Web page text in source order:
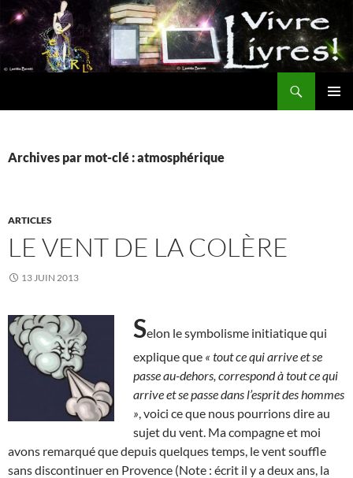
Aller
au
contenu
Archives par mot-clé : atmosphérique
ARTICLES
LE VENT DE LA COLÈRE
13 JUIN 2013
Selon le symbolisme initiatique qui
explique que « tout ce qui arrive et se
passe au-dehors, correspond à tout ce qui
arrive et se passe dans l’esprit des hommes
» , voici ce que nous pourrions dire au
sujet du vent. Ma compagne et moi
avons remarqué que depuis quelques temps, le vent souffle
sans discontinuer en Provence (Note : écrit il y a deux ans, la